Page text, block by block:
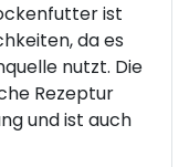
ist
da es
nutzt. Die
Rezeptur
und ist auch